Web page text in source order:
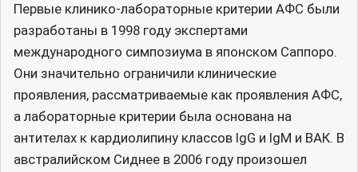
Первые клинико-лабораторные критерии АФС были
разработаны в 1998 году экспертами
международного симпозиума в японском Саппоро.
Они значительно ограничили клинические
проявления, рассматриваемые как проявления АФС,
а лабораторные критерии была основана на
антителах к кардиолипину классов IgG и IgM и ВАК. В
австралийском Сиднее в 2006 году произошел